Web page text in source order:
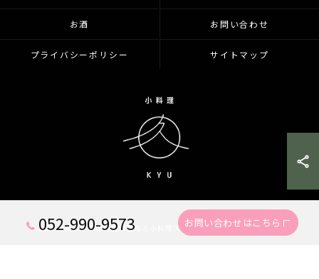
052-990-9573 お問い合わせはこちら
お酒 お問い合わせ
プライバシーポリシー サイトマップ
© 2026 愛知県千種区の居酒屋なら小料理久 KYU ALL RIGHTS RESERVED.